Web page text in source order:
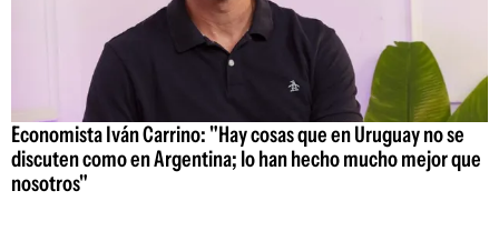
Economista Iván Carrino: "Hay cosas que en Uruguay no se
discuten como en Argentina; lo han hecho mucho mejor que
nosotros"